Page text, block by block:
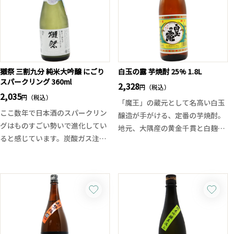
また開栓後の時間の経過によっ
て、多彩な味わいが楽しめます。
暑い季節を迎える中、キリッと冷
やして、自分好みの味わいを見つ
けて下さい。従来の酒造りとは異
なり、活性した味わいとさけ武蔵
の多彩な味わいを活かすため、醪
期低温発酵にて上槽のタイミング
を見極め15度原酒の酒質設計にな
っております。
獺祭 三割九分 純米大吟醸 にごり
スパークリング 360ml
2,035円（税込）
ここ数年で日本酒のスパークリン
グはものすごい勢いで進化してい
ると感じています。炭酸ガス注入
本酒本来の味わいとの調和、awa
酒協会の設立など。
こちらの獺祭は、そんな瓶内二次
発酵方式のスパークリングの中で
も山田錦を三割九分という高精米
白玉の露 芋焼酎 25% 1.8L
2,328円（税込）
「魔王」の蔵元として名高い白玉
醸造が手がける、定番の芋焼酎。
地元、大隅産の黄金千貫と白麹を
スッキリとした飲み口とシャープ
なキレが魅力です。
華やかさよりも素朴な旨み、派手
さよりも日々に寄り添うやさしさ
を感じさせる味わいで、ストレー